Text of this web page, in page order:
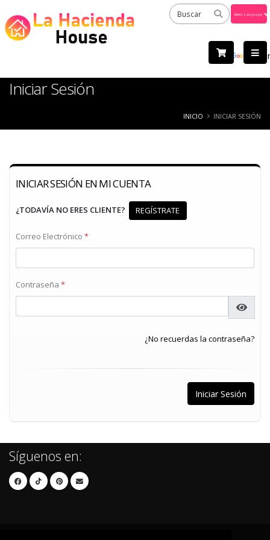
by
Iniciar Sesión
INICIO INICIAR SESIÓN
INICIAR SESIÓN EN MI CUENTA
¿TODAVÍA NO ERES CLIENTE? REGÍSTRATE
Correo Electrónico *
Contraseña *
¿No recuerdas la contraseña?
Síguenos en: